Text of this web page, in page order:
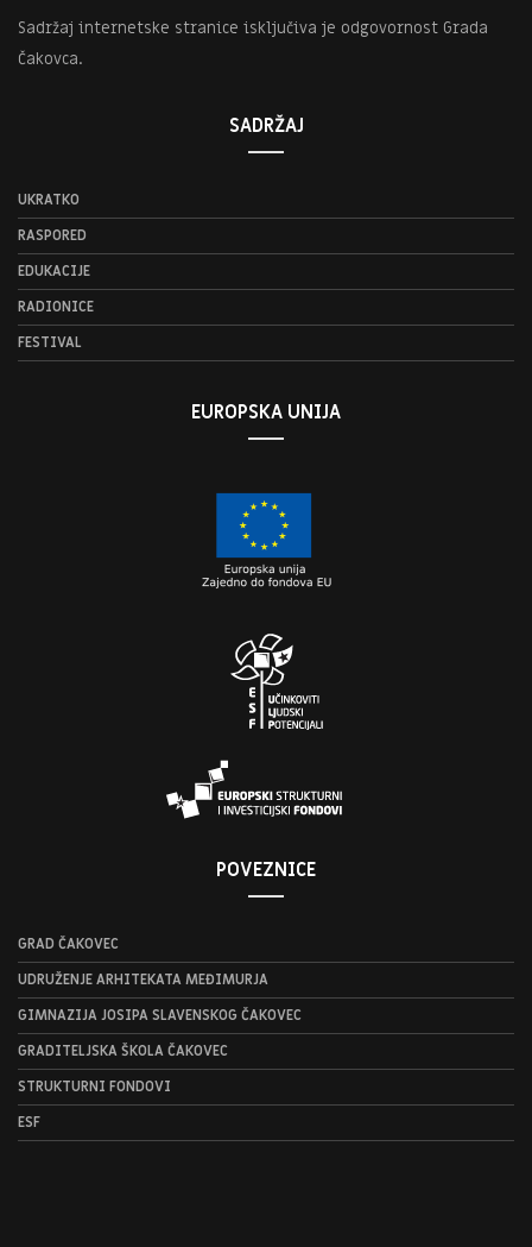
Sadržaj internetske stranice isključiva je odgovornost Grada
Čakovca.
SADRŽAJ
UKRATKO
RASPORED
EDUKACIJE
RADIONICE
FESTIVAL
EUROPSKA UNIJA
POVEZNICE
GRAD ČAKOVEC
UDRUŽENJE ARHITEKATA MEĐIMURJA
GIMNAZIJA JOSIPA SLAVENSKOG ČAKOVEC
GRADITELJSKA ŠKOLA ČAKOVEC
STRUKTURNI FONDOVI
ESF